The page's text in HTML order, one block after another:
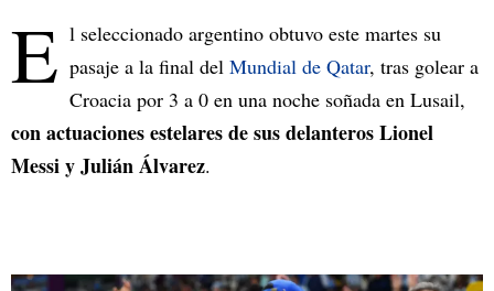
E l seleccionado argentino obtuvo este martes su
pasaje a la final del Mundial de Qatar, tras golear a
Croacia por 3 a 0 en una noche soñada en Lusail,
con actuaciones estelares de sus delanteros Lionel
Messi y Julián Álvarez.